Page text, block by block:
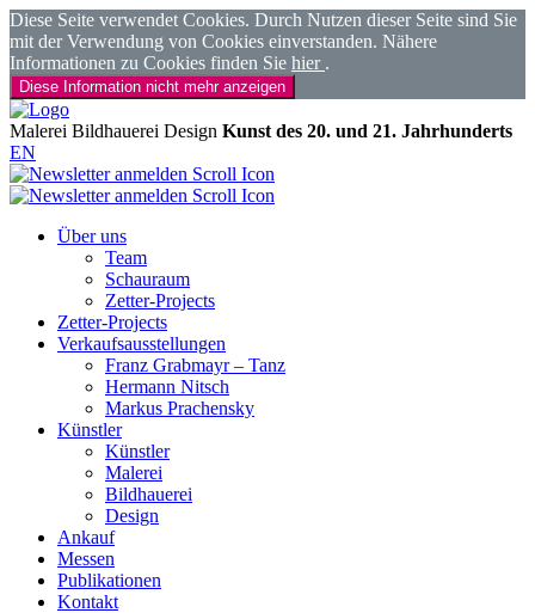
Diese Seite verwendet Cookies. Durch Nutzen dieser Seite sind Sie
mit der Verwendung von Cookies einverstanden. Nähere
Informationen zu Cookies finden Sie hier .
Diese Information nicht mehr anzeigen
Malerei Bildhauerei Design Kunst des 20. und 21. Jahrhunderts
EN
Über uns
Team
Schauraum
Zetter-Projects
Zetter-Projects
Verkaufsausstellungen
Franz Grabmayr – Tanz
Hermann Nitsch
Markus Prachensky
Künstler
Künstler
Malerei
Bildhauerei
Design
Ankauf
Messen
Publikationen
Kontakt